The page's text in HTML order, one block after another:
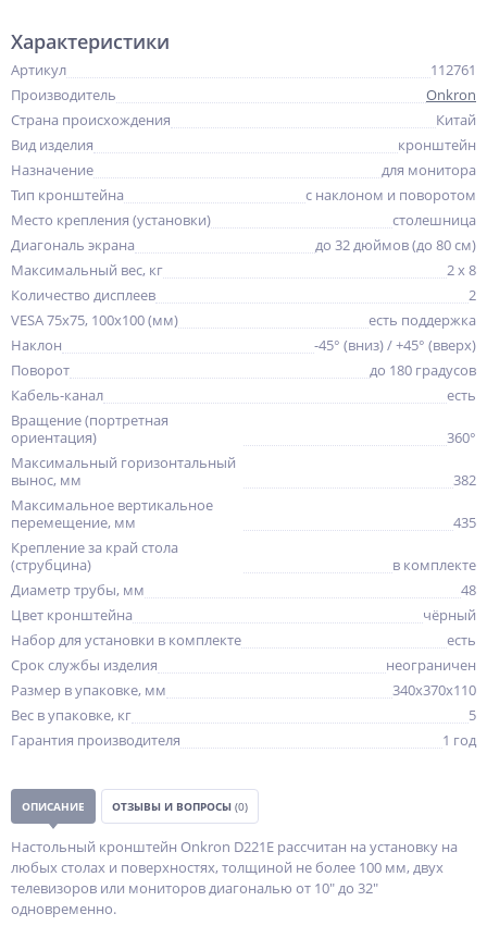
Характеристики
Артикул
112761
Производитель
Onkron
Страна происхождения
Китай
Вид изделия
кронштейн
Назначение
для монитора
Тип кронштейна
с наклоном и поворотом
Место крепления (установки)
столешница
Диагональ экрана
до 32 дюймов (до 80 см)
Максимальный вес, кг
2 х 8
Количество дисплеев
2
VESA 75x75, 100x100 (мм)
есть поддержка
Наклон
-45° (вниз) / +45° (вверх)
Поворот
до 180 градусов
Кабель-канал
есть
Вращение (портретная
ориентация)
360°
Максимальный горизонтальный
вынос, мм
382
Максимальное вертикальное
перемещение, мм
435
Крепление за край стола
(струбцина)
в комплекте
Диаметр трубы, мм
48
Цвет кронштейна
чёрный
Набор для установки в комплекте
есть
Срок службы изделия
неограничен
Размер в упаковке, мм
340x370x110
Вес в упаковке, кг
5
Гарантия производителя
1 год
ОПИСАНИЕ ОТЗЫВЫ И ВОПРОСЫ (0)
Настольный кронштейн Onkron D221E рассчитан на установку на
любых столах и поверхностях, толщиной не более 100 мм, двух
телевизоров или мониторов диагональю от 10" до 32"
одновременно.